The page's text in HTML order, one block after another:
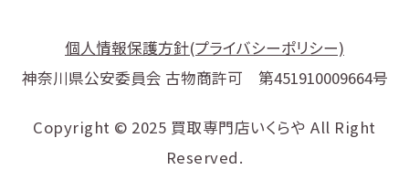
個人情報保護方針(プライバシーポリシー)
神奈川県公安委員会 古物商許可 第451910009664号
Copyright © 2025 買取専門店いくらや All Right
Reserved.